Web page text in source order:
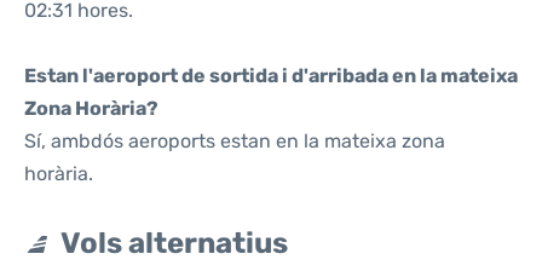
02:31 hores.
Estan l'aeroport de sortida i d'arribada en la mateixa
Zona Horària?
Sí, ambdós aeroports estan en la mateixa zona
horària.
Vols alternatius